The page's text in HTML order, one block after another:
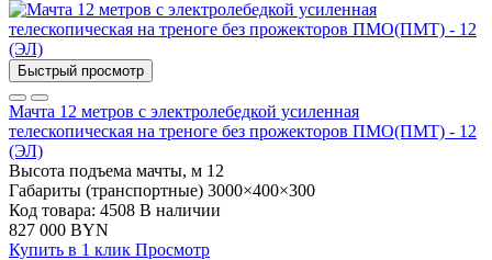
Быстрый просмотр
Мачта 12 метров с электролебедкой усиленная
телескопическая на треноге без прожекторов ПМО(ПМТ) - 12
(ЭЛ)
Высота подъема мачты, м 12
Габариты (транспортные) 3000×400×300
Код товара: 4508 В наличии
827 000 BYN
Купить в 1 клик Просмотр